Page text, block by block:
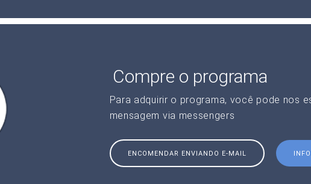
Compre o programa
Para adquirir o programa, você pode nos
mensagem via messengers
ENCOMENDAR ENVIANDO E-MAIL